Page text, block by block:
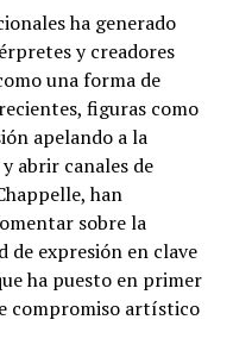
ha generado
y creadores
una forma de
figuras como
apelando a la
abrir canales de
han
sobre la
de expresión en clave
ha puesto en primer
compromiso artístico